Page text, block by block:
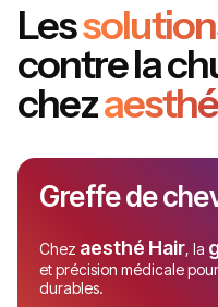
Les
contre la
chez
Greffe de
Chez aesthé Hair, la
et précision médicale
durables.